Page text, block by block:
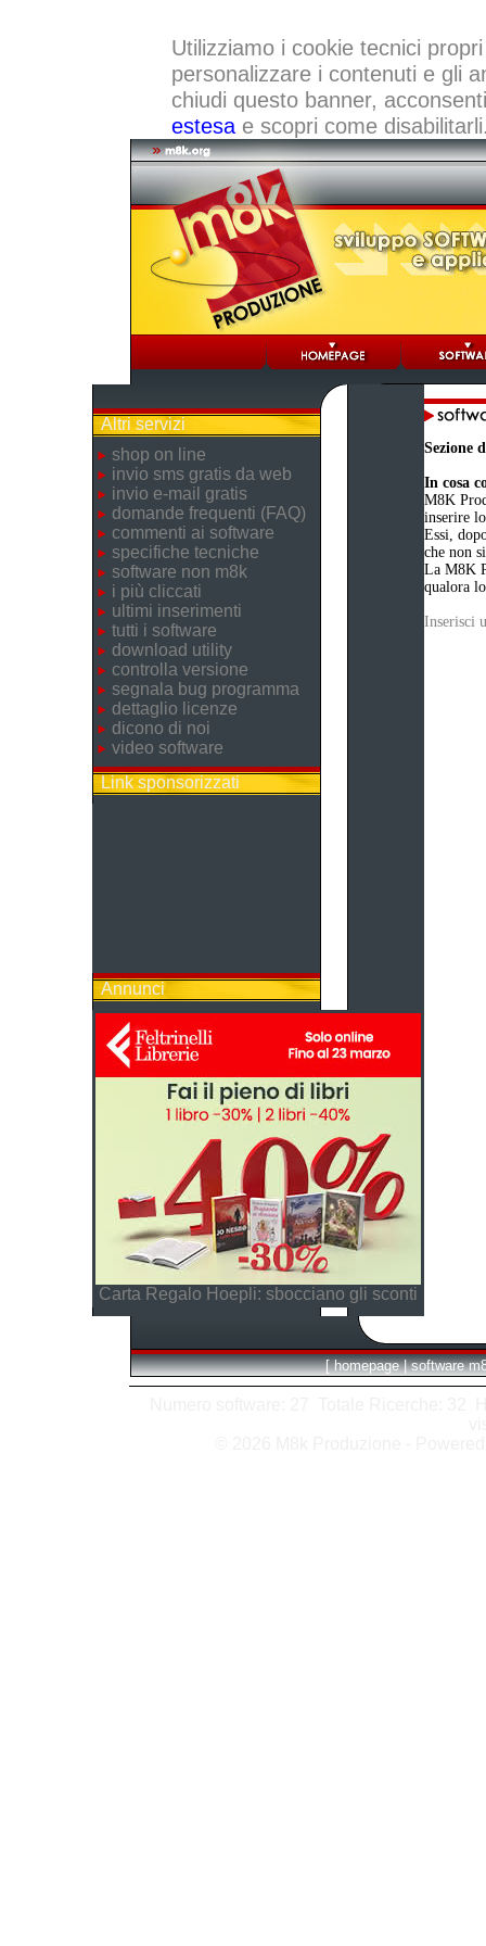
Utilizziamo i cookie tecnici
personalizzare i contenuti e gli
chiudi questo banner,
estesae scopri come
Altri servizi
shop on line
invio sms gratis da web
invio e-mail gratis
domande frequenti (FAQ)
commenti ai software
specifiche tecniche
software non m8k
i più cliccati
ultimi inserimenti
tutti i software
download utility
controlla versione
segnala bug programma
dettaglio licenze
dicono di noi
video software
Link sponsorizzati
Annunci
Carta Regalo Hoepli: sbocciano gli sconti
Sezione
In cosa
M8K
inserire
Essi,
che non
La M8K
qualora
Inserisci
[ homepage | software